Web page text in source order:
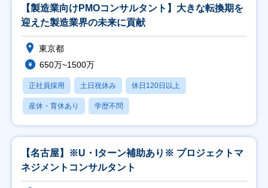
【製造業向けPMOコンサルタント】大きな転換期を
迎えた製造業界の未来に貢献
東京都
650万~1500万
正社員採用 土日祝休み 休日120日以上
産休・育休あり 学歴不問
【名古屋】※U・Iターン補助あり※ プロジェクトマ
ネジメントコンサルタント